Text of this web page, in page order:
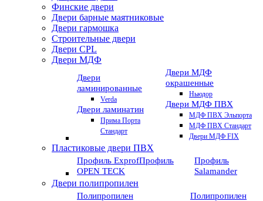
Финские двери
Двери барные маятниковые
Двери гармошка
Строительные двери
Двери CРL
Двери МДФ
Двери
ламинированные
Verda
Двери ламинатин
Прима Порта
Стандарт
Двери МДФ
окрашенные
Ньюдор
Двери МДФ ПВХ
МДФ ПВХ Эльпорта
МДФ ПВХ Стандарт
Двери МДФ FIX
Пластиковые двери ПВХ
Профиль ExprofПрофиль
OPEN TECK
Профиль
Salamander
Двери полипропилен
Полипропилен
Полипропилен